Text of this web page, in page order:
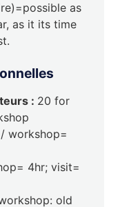
as
as it its time
: 20 for
workshop=
4hr; visit=
old